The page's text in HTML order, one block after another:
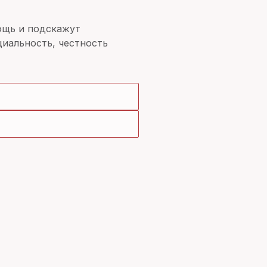
и подскажут
честность